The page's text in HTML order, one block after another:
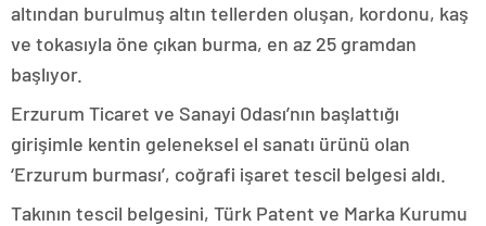
altından burulmuş altın tellerden oluşan, kordonu, kaş
ve tokasıyla öne çıkan burma, en az 25 gramdan
başlıyor.
Erzurum Ticaret ve Sanayi Odası’nın başlattığı
girişimle kentin geleneksel el sanatı ürünü olan
‘Erzurum burması’, coğrafi işaret tescil belgesi aldı.
Takının tescil belgesini, Türk Patent ve Marka Kurumu